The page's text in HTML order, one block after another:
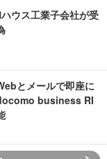
ウス工業子会社が受
とメールで即座に
business RI